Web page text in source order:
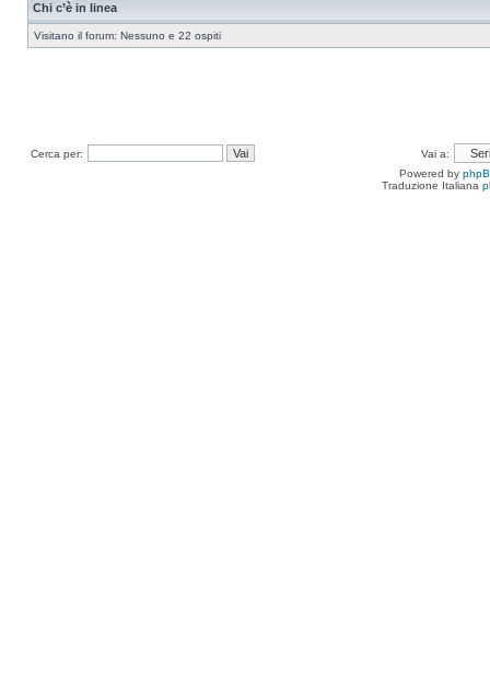
Chi c’è in linea
Visitano il forum: Nessuno e 22 ospiti
Cerca per:
Vai a:
Powered by
Traduzione Italiana